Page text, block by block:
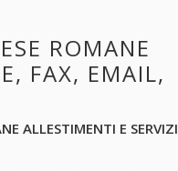
ROMANE
FAX, EMAIL,
ALLESTIMENTI E SERVIZI